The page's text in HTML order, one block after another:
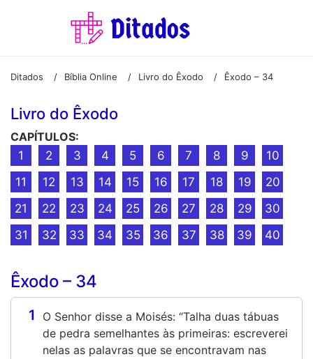
Ditados / Bíblia Online / Livro do Êxodo / Êxodo – 34
Livro do Êxodo
CAPÍTULOS:
1
2 3 4 5 6 7 8 9
10
11
12 13 14 15 16 17 18 19
20
21
22 23 24 25 26 27 28 29
30
31
32 33 34 35 36 37 38 39 40
Êxodo – 34
1
O Senhor disse a Moisés: “Talha duas tábuas
de pedra semelhantes às primeiras: escreverei
nelas as palavras que se encontravam nas